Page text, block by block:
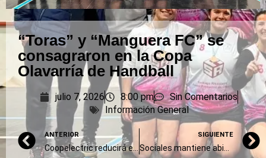
“Toras” y “Manguera FC” se
consagraron en la Copa
Olavarría de Handball
julio 7, 2026 8:00 pm
Sin Comentarios
Información General
ANTERIOR SIGUIENTE
Sociales mantiene abierta la inscripción para iniciar carreras de grado en agosto